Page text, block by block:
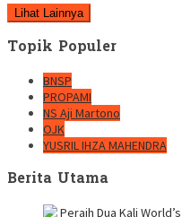
Lihat Lainnya
Topik Populer
BNSP
PROPAMI
NS Aji Martono
OJK
YUSRIL IHZA MAHENDRA
Berita Utama